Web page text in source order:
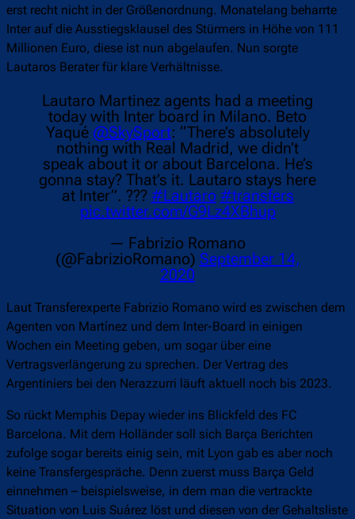
erst recht nicht in der Größenordnung. Monatelang beharrte
Inter auf die Ausstiegsklausel des Stürmers in Höhe von 111
Millionen Euro, diese ist nun abgelaufen. Nun sorgte
Lautaros Berater für klare Verhältnisse.
Lautaro Martinez agents had a meeting
today with Inter board in Milano. Beto
Yaqué @SkySport: “There’s absolutely
nothing with Real Madrid, we didn’t
speak about it or about Barcelona. He’s
gonna stay? That’s it. Lautaro stays here
at Inter”. ??? #Lautaro #transfers
pic.twitter.com/G9Lz4XBhup
— Fabrizio Romano
(@FabrizioRomano) September 14,
2020
Laut Transferexperte Fabrizio Romano wird es zwischen dem
Agenten von Martínez und dem Inter-Board in einigen
Wochen ein Meeting geben, um sogar über eine
Vertragsverlängerung zu sprechen. Der Vertrag des
Argentiniers bei den Nerazzurri läuft aktuell noch bis 2023.
So rückt Memphis Depay wieder ins Blickfeld des FC
Barcelona. Mit dem Holländer soll sich Barça Berichten
zufolge sogar bereits einig sein, mit Lyon gab es aber noch
keine Transfergespräche. Denn zuerst muss Barça Geld
einnehmen – beispielsweise, in dem man die vertrackte
Situation von Luis Suárez löst und diesen von der Gehaltsliste